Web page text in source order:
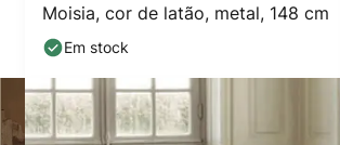
Moisia, cor de latão, metal, 148 cm
Em stock